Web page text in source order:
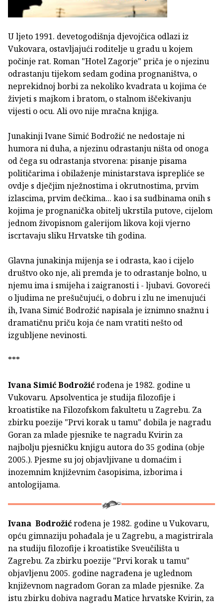
U ljeto 1991. devetogodišnja djevojčica odlazi iz
Vukovara, ostavljajući roditelje u gradu u kojem
počinje rat. Roman "Hotel Zagorje" priča je o njezinu
odrastanju tijekom sedam godina prognaništva, o
neprekidnoj borbi za nekoliko kvadrata u kojima će
živjeti s majkom i bratom, o stalnom iščekivanju
vijesti o ocu. Ali ovo nije mračna knjiga.
Junakinji Ivane Simić Bodrožić ne nedostaje ni
humora ni duha, a njezinu odrastanju ništa od onoga
od čega su odrastanja stvorena: pisanje pisama
političarima i obilaženje ministarstava isprepliće se
ovdje s dječjim nježnostima i okrutnostima, prvim
izlascima, prvim dečkima... kao i sa sudbinama onih s
kojima je prognanička obitelj ukrstila putove, cijelom
jednom živopisnom galerijom likova koji vjerno
iscrtavaju sliku Hrvatske tih godina.
Glavna junakinja mijenja se i odrasta, kao i cijelo
društvo oko nje, ali premda je to odrastanje bolno, u
njemu ima i smijeha i zaigranosti i - ljubavi. Govoreći
o ljudima ne prešučujući, o dobru i zlu ne imenujući
ih, Ivana Simić Bodrožić napisala je iznimno snažnu i
dramatičnu priču koja će nam vratiti nešto od
izgubljene nevinosti.
***
Ivana Simić Bodrožićrođena je 1982. godine u
Vukovaru. Apsolventica je studija filozofije i
kroatistike na Filozofskom fakultetu u Zagrebu. Za
zbirku poezije "Prvi korak u tamu" dobila je nagradu
Goran za mlade pjesnike te nagradu Kvirin za
najbolju pjesničku knjigu autora do 35 godina (obje
2005.). Pjesme su joj objavljivane u domaćim i
inozemnim književnim časopisima, izborima i
antologijama.
Ivana Bodrožićrođena je 1982. godine u Vukovaru,
opću gimnaziju pohađala je u Zagrebu, a magistrirala
na studiju filozofije i kroatistike Sveučilišta u
Zagrebu. Za zbirku poezije "Prvi korak u tamu"
objavljenu 2005. godine nagrađena je uglednom
književnom nagradom Goran za mlade pjesnike. Za
istu zbirku dobiva nagradu Matice hrvatske Kvirin, za